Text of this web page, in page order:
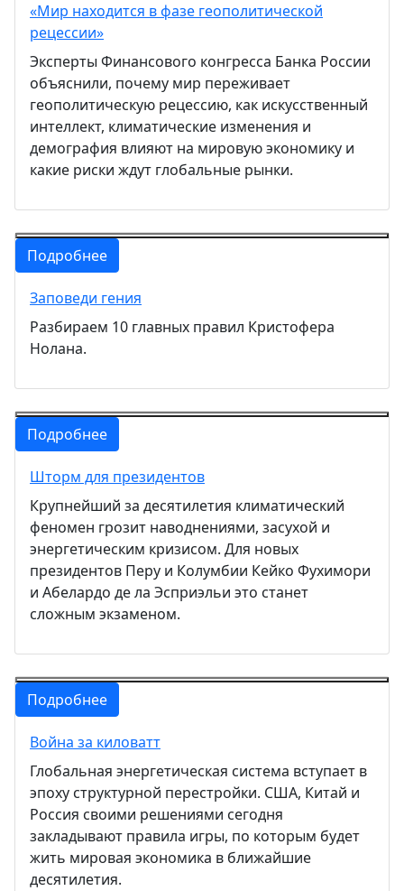
«Мир находится в фазе геополитической
рецессии»
Эксперты Финансового конгресса Банка России
объяснили, почему мир переживает
геополитическую рецессию, как искусственный
интеллект, климатические изменения и
демография влияют на мировую экономику и
какие риски ждут глобальные рынки.
Подробнее
Заповеди гения
Разбираем 10 главных правил Кристофера
Нолана.
Подробнее
Шторм для президентов
Крупнейший за десятилетия климатический
феномен грозит наводнениями, засухой и
энергетическим кризисом. Для новых
президентов Перу и Колумбии Кейко Фухимори
и Абелардо де ла Эсприэльи это станет
сложным экзаменом.
Подробнее
Война за киловатт
Глобальная энергетическая система вступает в
эпоху структурной перестройки. США, Китай и
Россия своими решениями сегодня
закладывают правила игры, по которым будет
жить мировая экономика в ближайшие
десятилетия.